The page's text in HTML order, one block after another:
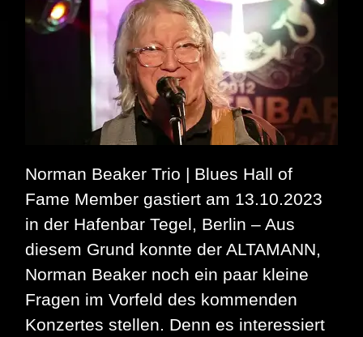
Beaker
live
in
Berlin
|
Support
die
Joris
Hering
Norman Beaker Trio | Blues Hall of
Fame Member gastiert am 13.10.2023
in der Hafenbar Tegel, Berlin – Aus
diesem Grund konnte der ALTAMANN,
Norman Beaker noch ein paar kleine
Fragen im Vorfeld des kommenden
Konzertes stellen. Denn es interessiert